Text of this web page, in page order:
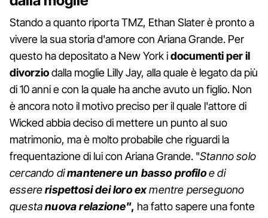
Stando a quanto riporta TMZ, Ethan Slater è pronto a
vivere la sua storia d'amore con Ariana Grande. Per
questo ha depositato a New York idocumenti per il
divorziodalla moglie Lilly Jay, alla quale è legato da più
di 10 anni e con la quale ha anche avuto un figlio. Non
è ancora noto il motivo preciso per il quale l'attore di
Wicked abbia deciso di mettere un punto al suo
matrimonio, ma è molto probabile che riguardi la
frequentazione di lui con Ariana Grande. "Stanno solo
cercando dimantenere un basso profiloe di
essererispettosi dei loro exmentre perseguono
questanuova relazione", ha fatto sapere una fonte